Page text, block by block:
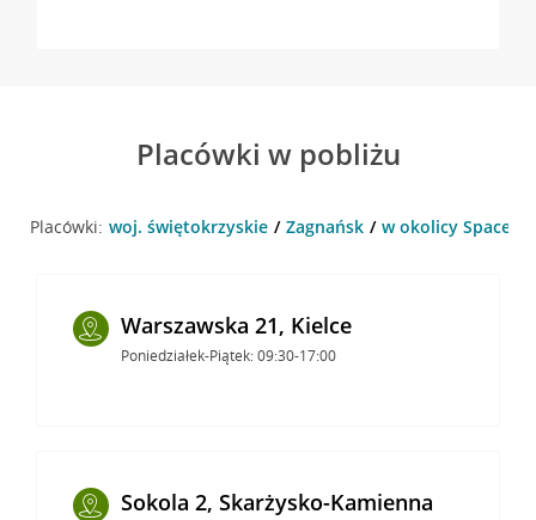
Placówki w pobliżu
Placówki: woj. świętokrzyskie Zagnańsk w okolicy
Warszawska 21, Kielce
Poniedziałek-Piątek: 09:30-17:00
Sokola 2, Skarżysko-Kamienna